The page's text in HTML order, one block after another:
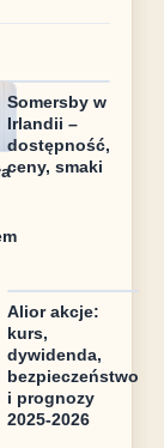
Somersby w
Irlandii –
dostępność,
ceny, smaki
Alior akcje:
kurs,
dywidenda,
bezpieczeństwo
i prognozy
2025-2026